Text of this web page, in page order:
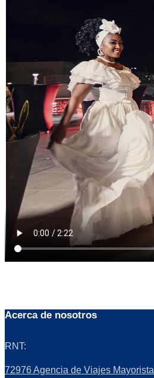
Acerca de nosotros
RNT:
72976 Agencia de Viajes Mayorista